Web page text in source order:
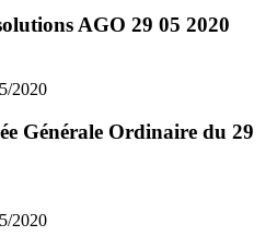
AGO 29 05 2020
2020
Générale Ordinaire du 29
2020